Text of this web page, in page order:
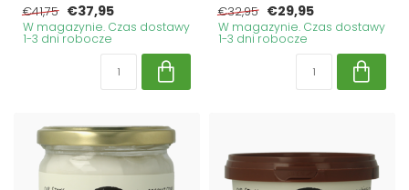
€41,75 €37,95
W magazynie. Czas dostawy
1-3 dni robocze
€32,95 €29,95
W magazynie. Czas dostawy
1-3 dni robocze